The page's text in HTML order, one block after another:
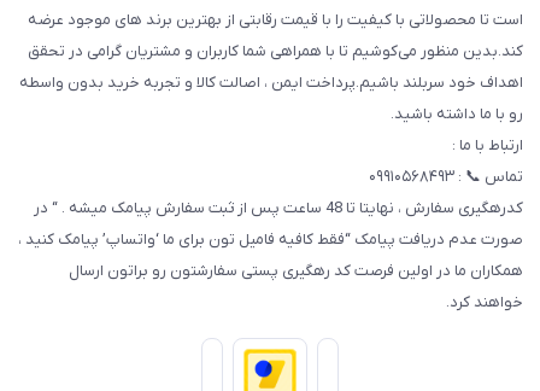
است تا محصولاتی با کیفیت را با قیمت رقابتی از بهترین برند های موجود عرضه
کند.بدین منظور می‌کوشیم تا با همراهی شما کاربران و مشتریان گرامی در تحقق
اهداف خود سربلند باشیم.پرداخت ایمن ، اصالت کالا و تجربه خرید بدون واسطه
رو با ما داشته باشید.
ارتباط با ما :
تماس 📞 : ۰۹۹۱۰۵۶۸۴۹۳
کدرهگیری سفارش ، نهایتا تا 48 ساعت پس از ثبت سفارش پیامک میشه . “ در
صورت عدم دریافت پیامک “فقط کافیه فامیل تون برای ما ‘واتساپ’ پیامک کنید ،
همکاران ما در اولین فرصت کد رهگیری پستی سفارشتون رو براتون ارسال
خواهند کرد.